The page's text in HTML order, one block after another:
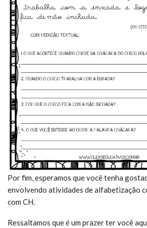
Por fim, esperamos que você tenha
envolvendo atividades de alfabetização
com CH.
Ressaltamos que é um prazer ter você